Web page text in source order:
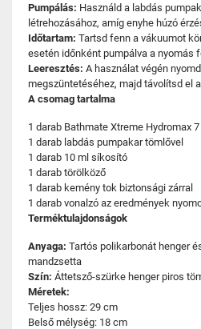
Pumpálás: Használd a labdás
létrehozásához, amíg enyhe húzó
Időtartam: Tartsd fenn a vákuumot
esetén időnként pumpálva a nyomás
Leeresztés: A használat végén
megszüntetéséhez, majd távolítsd el
A csomag tartalma
1 darab Bathmate Xtreme Hydromax
1 darab labdás pumpakar tömlővel
1 darab 10 ml síkosító
1 darab törölköző
1 darab kemény tok biztonsági zárral
1 darab vonalzó az eredmények
Terméktulajdonságok
Anyaga: Tartós polikarbonát henger
mandzsetta
Szín: Áttetsző-szürke henger piros
Méretek:
Teljes hossz: 29 cm
Belső mélység: 18 cm